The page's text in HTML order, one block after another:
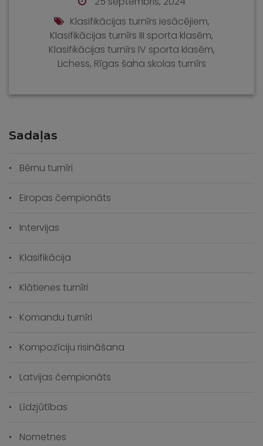
Klasifikācijas turnīrs iesācējiem,
Klasifikācijas turnīrs III sporta klasēm,
Klasifikācijas turnīrs IV sporta klasēm,
Lichess, Rīgas šaha skolas turnīrs
Sadaļas
Bērnu turnīri
Eiropas čempionāts
Intervijas
Klasifikācija
Klātienes turnīri
Komandu turnīri
Kompozīciju risināšana
Latvijas čempionāts
Līdzjūtības
Nometnes